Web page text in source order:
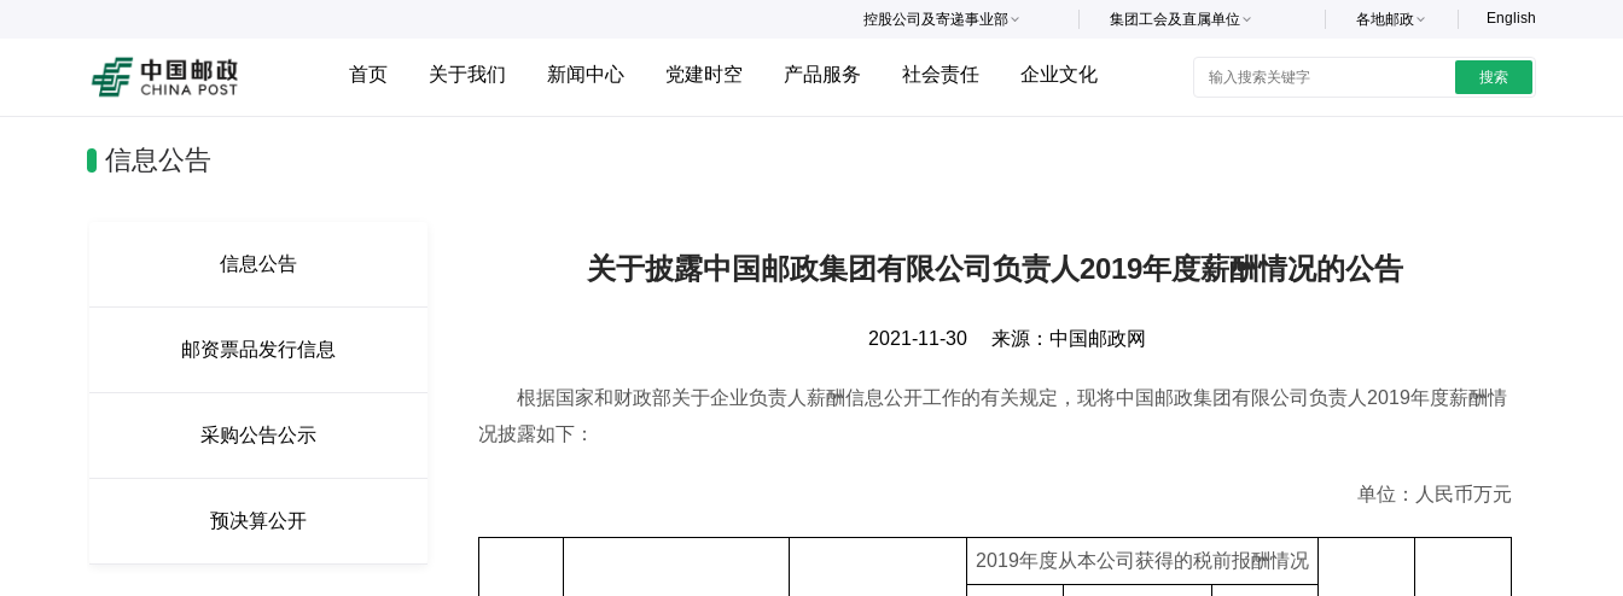
English
各地邮政
集团工会及直属单位
控股公司及寄递事业部
首页 关于我们 新闻中心 党建时空 产品服务 社会责任 企业文化 搜索
信息公告
信息公告
邮资票品发行信息
采购公告公示
预决算公开
关于披露中国邮政集团有限公司负责人2019年度薪酬情况的公告
2021-11-30 来源： 中国邮政网
根据国家和财政部关于企业负责人薪酬信息公开工作的有关规定，现将中国邮政集团有限公司负责人2019年度薪酬情
况披露如下：
单位：人民币万元
2019年度从本公司获得的税前报酬情况